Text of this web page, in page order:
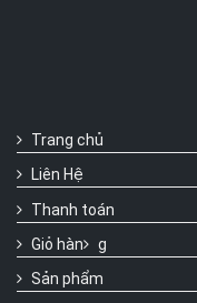
Trang chủ
Liên Hệ
Thanh toán
Giỏ hàn
g
Sản phẩm